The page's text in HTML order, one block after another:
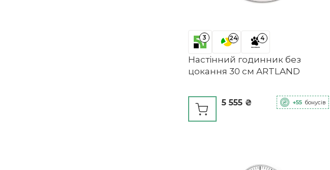
3 24 4
Настінний годинник без
цокання 30 см ARTLAND
5 555 ₴ +55 бонусів